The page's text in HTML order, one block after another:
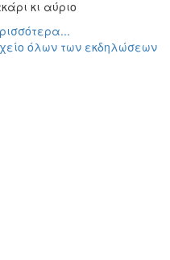
κι αύριο
όλων των εκδηλώσεων